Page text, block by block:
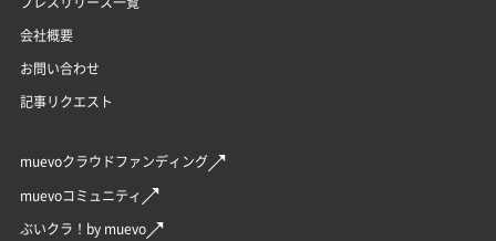
会社概要
お問い合わせ
記事リクエスト
muevoクラウドファンディング
muevoコミュニティ
ぶいクラ！by muevo